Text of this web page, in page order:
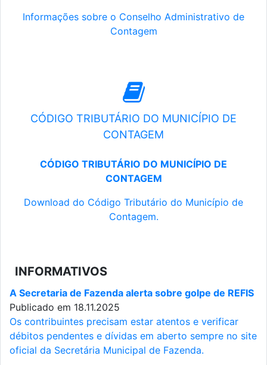
Informações sobre o Conselho Administrativo de
Contagem
CÓDIGO TRIBUTÁRIO DO MUNICÍPIO DE
CONTAGEM
CÓDIGO TRIBUTÁRIO DO MUNICÍPIO DE
CONTAGEM
Download do Código Tributário do Município de
Contagem.
INFORMATIVOS
A Secretaria de Fazenda alerta sobre golpe de REFIS
Publicado em 18.11.2025
Os contribuintes precisam estar atentos e verificar
débitos pendentes e dívidas em aberto sempre no site
oficial da Secretária Municipal de Fazenda.